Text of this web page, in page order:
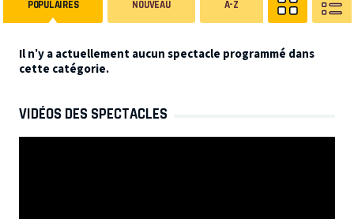
POPULAIRES NOUVEAU A-Z
Il n’y a actuellement aucun spectacle programmé dans
cette catégorie.
VIDÉOS DES SPECTACLES